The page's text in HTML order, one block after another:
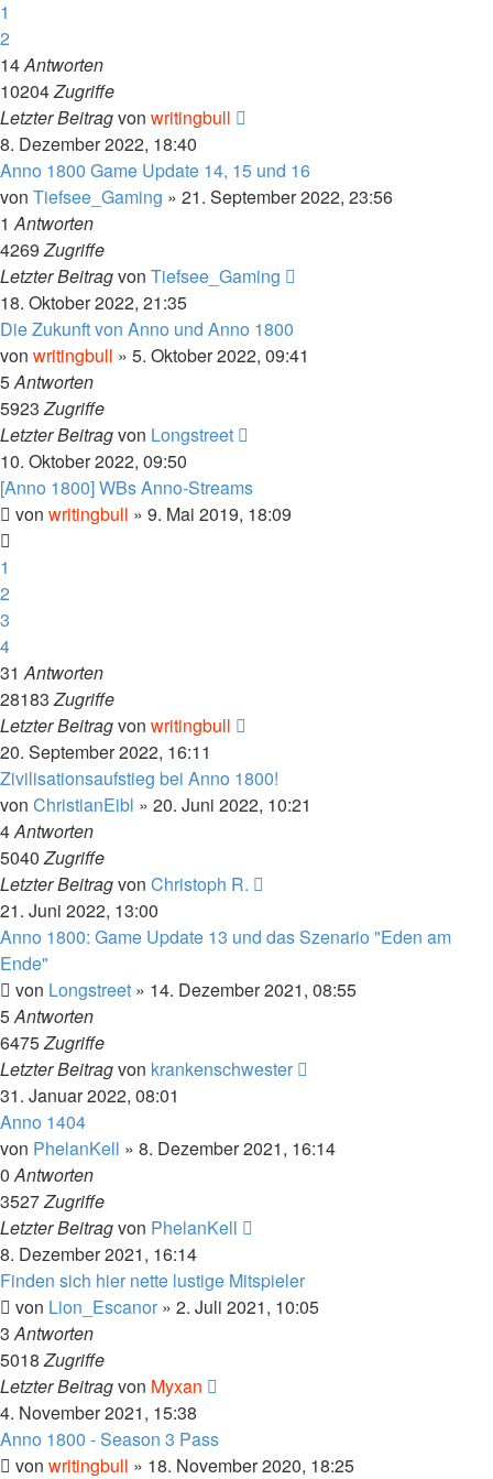
1
2
14Antworten
10204Zugriffe
Letzter Beitragvon writingbull
8. Dezember 2022, 18:40
Anno 1800 Game Update 14, 15 und 16
von Tiefsee_Gaming » 21. September 2022, 23:56
1Antworten
4269Zugriffe
Letzter Beitragvon Tiefsee_Gaming
18. Oktober 2022, 21:35
Die Zukunft von Anno und Anno 1800
von writingbull » 5. Oktober 2022, 09:41
5Antworten
5923Zugriffe
Letzter Beitragvon Longstreet
10. Oktober 2022, 09:50
[Anno 1800] WBs Anno-Streams
von writingbull » 9. Mai 2019, 18:09
1
2
3
4
31Antworten
28183Zugriffe
Letzter Beitragvon writingbull
20. September 2022, 16:11
Zivilisationsaufstieg bei Anno 1800!
von ChristianEibl » 20. Juni 2022, 10:21
4Antworten
5040Zugriffe
Letzter Beitragvon Christoph R.
21. Juni 2022, 13:00
Anno 1800: Game Update 13 und das Szenario "Eden am
Ende"
von Longstreet » 14. Dezember 2021, 08:55
5Antworten
6475Zugriffe
Letzter Beitragvon krankenschwester
31. Januar 2022, 08:01
Anno 1404
von PhelanKell » 8. Dezember 2021, 16:14
0Antworten
3527Zugriffe
Letzter Beitragvon PhelanKell
8. Dezember 2021, 16:14
Finden sich hier nette lustige Mitspieler
von Lion_Escanor » 2. Juli 2021, 10:05
3Antworten
5018Zugriffe
Letzter Beitragvon Myxan
4. November 2021, 15:38
Anno 1800 - Season 3 Pass
von writingbull » 18. November 2020, 18:25